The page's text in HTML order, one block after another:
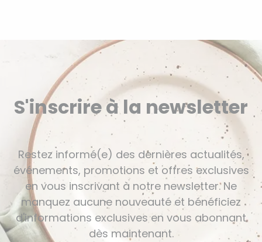
S'inscrire à la newsletter
Restez informé(e) des dernières actualités,
événements, promotions et offres exclusives
en vous inscrivant à notre newsletter. Ne
manquez aucune nouveauté et bénéficiez
d'informations exclusives en vous abonnant
dès maintenant.